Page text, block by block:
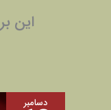
این
دسامبر
۱۴